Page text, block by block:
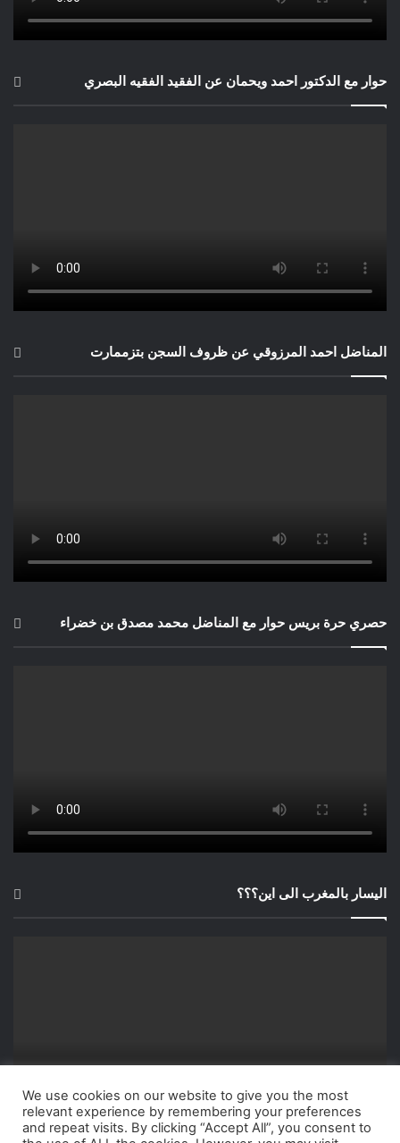
حوار مع الدكتور احمد ويحمان عن الفقيد الفقيه البصري
المناضل احمد المرزوقي عن ظروف السجن بتزممارت
حصري حرة بريس حوار مع المناضل محمد مصدق بن خضراء
اليسار بالمغرب الى اين؟؟؟
We use cookies on our website to give you the most
relevant experience by remembering your preferences
and repeat visits. By clicking “Accept All”, you consent to